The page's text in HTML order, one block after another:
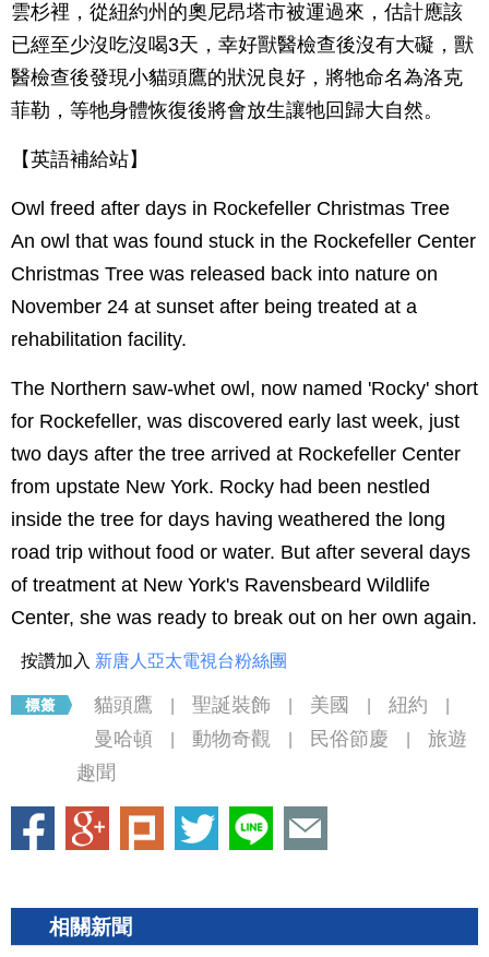
雲杉裡，從紐約州的奧尼昂塔市被運過來，估計應該
已經至少沒吃沒喝3天，幸好獸醫檢查後沒有大礙，獸
醫檢查後發現小貓頭鷹的狀況良好，將牠命名為洛克
菲勒，等牠身體恢復後將會放生讓牠回歸大自然。
【英語補給站】
Owl freed after days in Rockefeller Christmas Tree
An owl that was found stuck in the Rockefeller Center
Christmas Tree was released back into nature on
November 24 at sunset after being treated at a
rehabilitation facility.
The Northern saw-whet owl, now named 'Rocky' short
for Rockefeller, was discovered early last week, just
two days after the tree arrived at Rockefeller Center
from upstate New York. Rocky had been nestled
inside the tree for days having weathered the long
road trip without food or water. But after several days
of treatment at New York's Ravensbeard Wildlife
Center, she was ready to break out on her own again.
按讚加入 新唐人亞太電視台粉絲團
貓頭鷹 聖誕裝飾 美國 紐約
曼哈頓 動物奇觀 民俗節慶
旅遊
趣聞
相關新聞